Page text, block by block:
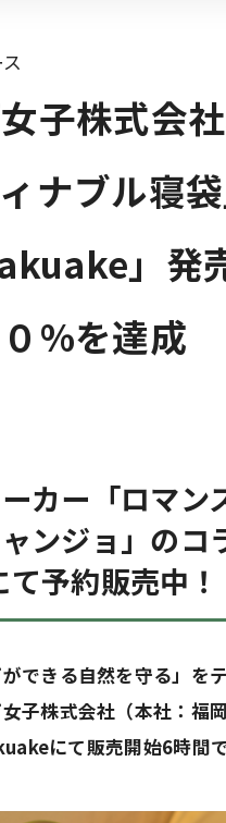
子株式会
ィナブル寝
」発
%を達成
カー「ロマン
ンジョ」のコ
予約販売中！
ができる自然を守る」
子株式会社（本社：福
にて販売開始6時間